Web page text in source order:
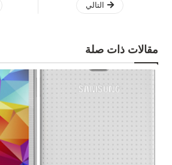
التالي
مقالات ذات صلة